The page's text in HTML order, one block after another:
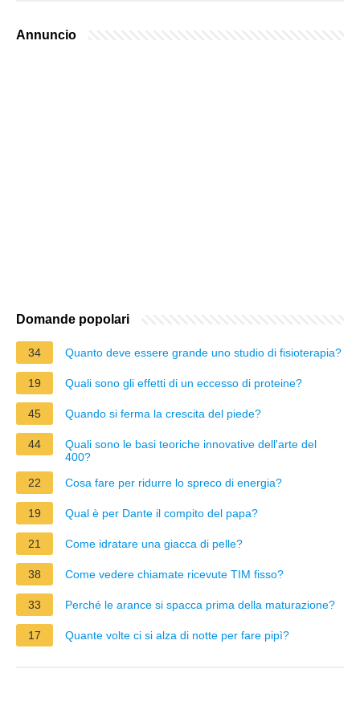
Annuncio
Domande popolari
34 Quanto deve essere grande uno studio di fisioterapia?
19 Quali sono gli effetti di un eccesso di proteine?
45 Quando si ferma la crescita del piede?
44
Quali sono le basi teoriche innovative dell'arte del
400?
22
Cosa fare per ridurre lo spreco di energia?
19 Qual è per Dante il compito del papa?
21 Come idratare una giacca di pelle?
38 Come vedere chiamate ricevute TIM fisso?
33 Perché le arance si spacca prima della maturazione?
17 Quante volte ci si alza di notte per fare pipì?